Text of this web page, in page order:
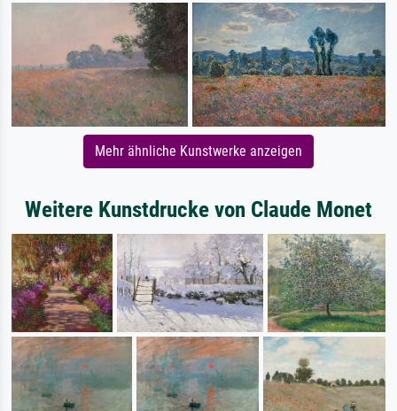
Mehr ähnliche Kunstwerke anzeigen
Weitere Kunstdrucke von Claude Monet